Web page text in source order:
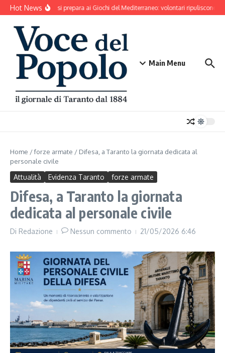
Salta al contenuto
Hot NewsTaranto si prepara ai Giochi del Mediterraneo: volontari ripuliscono
Main Menu
Home /forze armate / Difesa, a Taranto la giornata dedicata al
personale civile
Attualità Evidenza Taranto forze armate
Difesa, a Taranto la giornata
dedicata al personale civile
Di Redazione Nessun commento 21/05/2026 6:46